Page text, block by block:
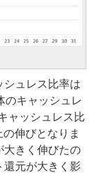
シュレス比率は
のキャッシュレ
ャッシュレス比
伸びとなりま
大きく伸びたの
還元が大きく影